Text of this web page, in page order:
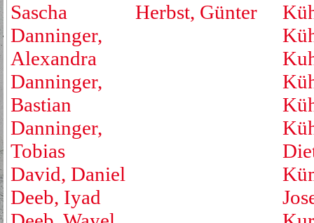
Sascha
Danninger,
Alexandra
Danninger,
Bastian
Danninger,
Tobias
David, Daniel
Deeb, Iyad
Herbst, Günter